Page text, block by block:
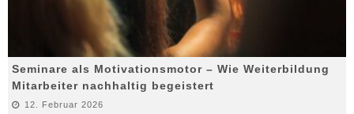
Seminare als Motivationsmotor – Wie Weiterbildung
Mitarbeiter nachhaltig begeistert
12. Februar 2026